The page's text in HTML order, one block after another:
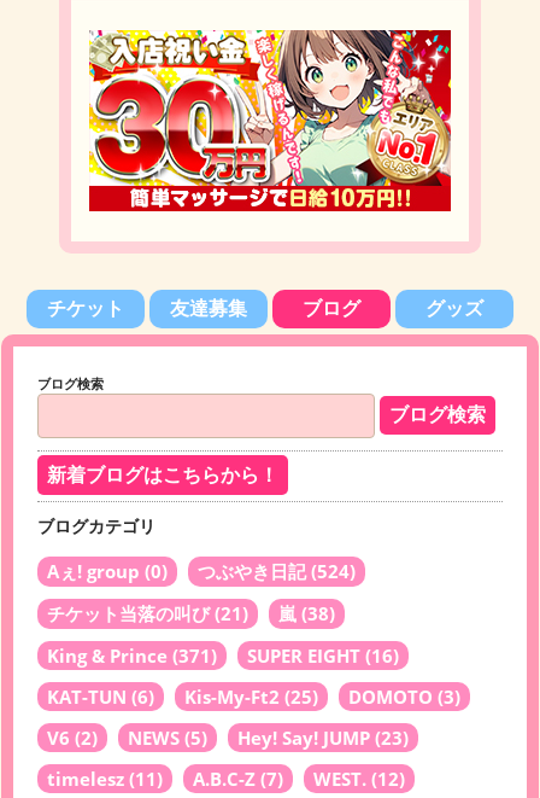
チケット 友達募集 ブログ グッズ
ブログ検索
新着ブログはこちらから！
ブログカテゴリ
Aぇ! group (0) つぶやき日記(524)
チケット当落の叫び(21) 嵐 (38)
King & Prince (371) SUPER EIGHT (16)
KAT-TUN (6) Kis-My-Ft2 (25) DOMOTO (3)
V6 (2) NEWS (5) Hey! Say! JUMP (23)
timelesz (11) A.B.C-Z (7) WEST. (12)